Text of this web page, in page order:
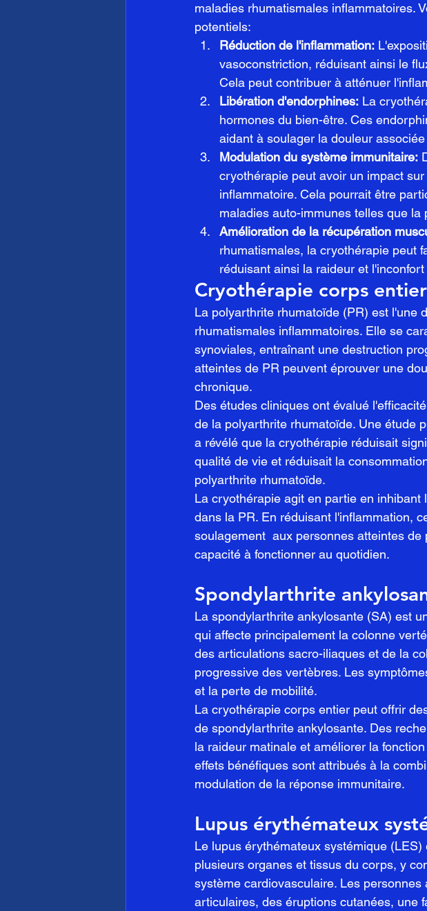
maladies rhumatismales inflammatoires.
potentiels:
Réduction de l'inflammation:
vasoconstriction, réduisant ainsi le
Cela peut contribuer à atténuer
Libération d'endorphines: La
hormones du bien-être. Ces
aidant à soulager la douleur
Modulation du système immunitaire:
cryothérapie peut avoir un impact
inflammatoire. Cela pourrait être
maladies auto-immunes telles que la
Amélioration de la récupération
rhumatismales, la cryothérapie peut
réduisant ainsi la raideur et
Cryothérapie corps
La polyarthrite rhumatoïde (PR) est l'une
rhumatismales inflammatoires. Elle se
synoviales, entraînant une destruction
atteintes de PR peuvent éprouver une
chronique.
Des études cliniques ont évalué
de la polyarthrite rhumatoïde. Une étude
a révélé que la cryothérapie réduisait
qualité de vie et réduisait la
polyarthrite rhumatoïde.
La cryothérapie agit en partie en
dans la PR. En réduisant l'inflammation,
soulagement  aux personnes atteintes
capacité à fonctionner au quotidien.
Spondylarthrite
La spondylarthrite ankylosante (SA) est
qui affecte principalement la colonne
des articulations sacro-iliaques et de la
progressive des vertèbres. Les
et la perte de mobilité.
La cryothérapie corps entier peut offrir
de spondylarthrite ankylosante. Des
la raideur matinale et améliorer la
effets bénéfiques sont attribués à la
modulation de la réponse immunitaire.
Lupus érythémateux
Le lupus érythémateux systémique
plusieurs organes et tissus du corps, y
système cardiovasculaire. Les
articulaires, des éruptions cutanées, une